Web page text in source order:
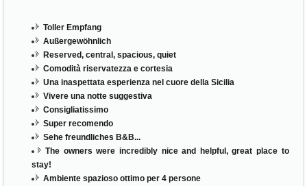
Toller Empfang
Außergewöhnlich
Reserved, central, spacious, quiet
Comodità riservatezza e cortesia
Una inaspettata esperienza nel cuore della Sicilia
Vivere una notte suggestiva
Consigliatissimo
Super recomendo
Sehe freundliches B&B...
The owners were incredibly nice and helpful, great place to
stay!
Ambiente spazioso ottimo per 4 persone